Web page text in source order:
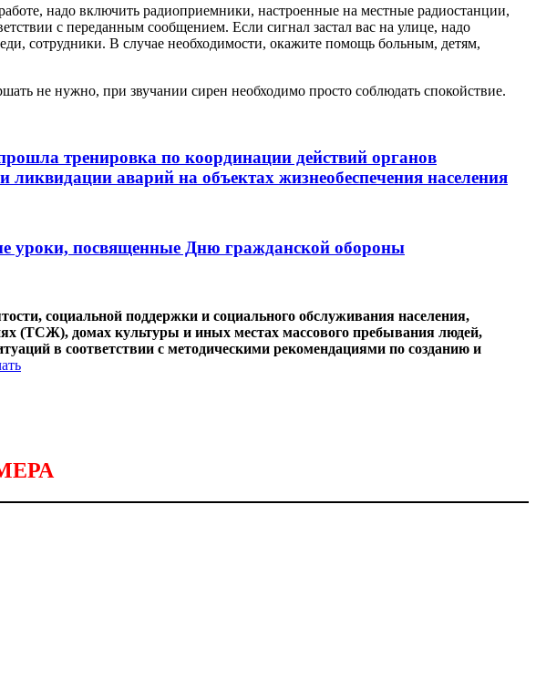
надо включить радиоприемники, настроенные на местные радиостанции,
с переданным сообщением. Если сигнал застал вас на улице, надо
сотрудники. В случае необходимости, окажите помощь больным, детям,
не нужно, при звучании сирен необходимо просто соблюдать спокойствие.
тренировка по координации действий органов
аварий на объектах жизнеобеспечения населения
уроки, посвященные Дню гражданской обороны
социальной поддержки и социального обслуживания населения,
(ТСЖ), домах культуры и иных местах массового пребывания людей,
в соответствии с методическими рекомендациями по созданию и